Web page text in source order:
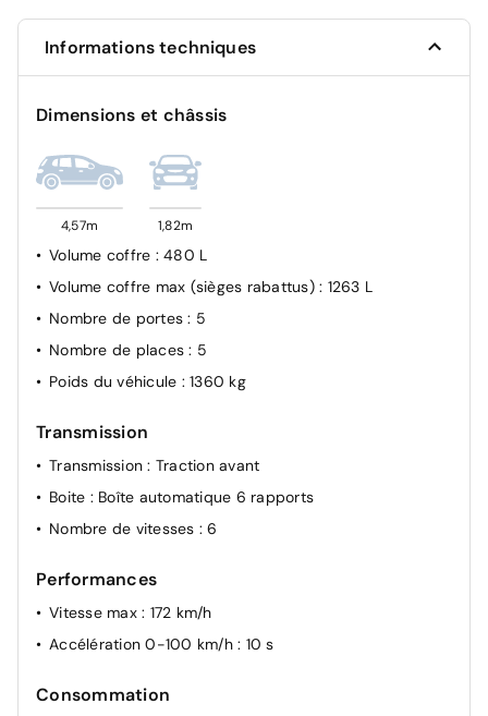
Airbags frontaux conducteur et passager adaptatif
Antiblocage des roues ABS
Informations techniques
Dimensions et châssis
4,57m 1,82m
Volume coffre : 480 L
Volume coffre max (sièges rabattus) : 1263 L
Nombre de portes: 5
Nombre de places: 5
Poids du véhicule : 1360 kg
Transmission
Transmission: Traction avant
Boite : Boîte automatique 6 rapports
Nombre de vitesses : 6
Performances
Vitesse max : 172 km/h
Accélération 0-100 km/h : 10 s
Consommation